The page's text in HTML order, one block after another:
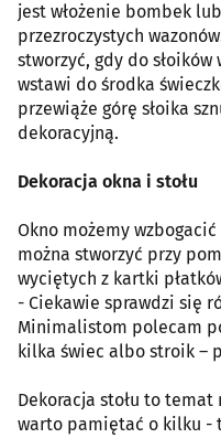
jest włożenie bombek
przezroczystych
stworzyć, gdy do
wstawi do środka
przewiąże górę słoika
dekoracyjną.
Dekoracja okna i stołu
Okno możemy
można stworzyć przy
wyciętych z kartki
- Ciekawie sprawdzi się
Minimalistom polecam
kilka świec albo stroik –
Dekoracja stołu to temat
warto pamiętać o kilku -